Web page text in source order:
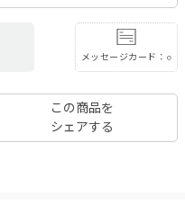
メッセージカード：○
この商品を
シェアする